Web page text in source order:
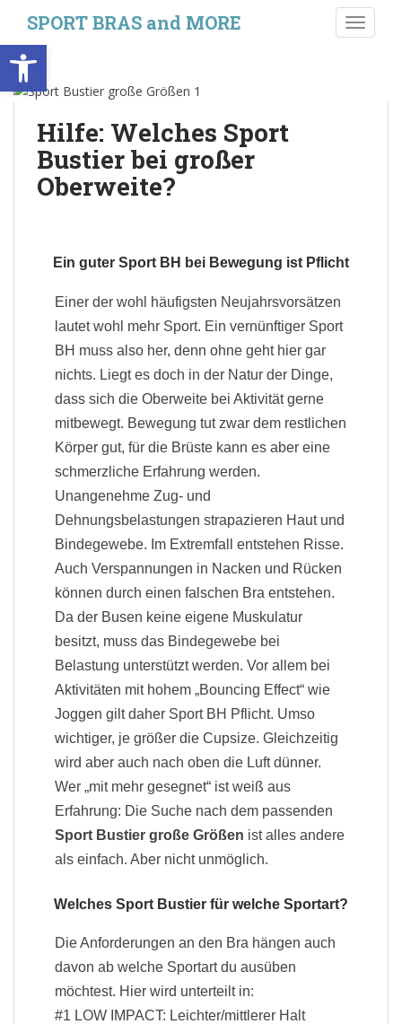
i
t
SPORT BRAS and MORE
Hilfe: Welches Sport
Bustier bei großer
Oberweite?
Ein guter Sport BH bei Bewegung ist Pflicht
Einer der wohl häufigsten Neujahrsvorsätzen
lautet wohl mehr Sport. Ein vernünftiger Sport
BH muss also her, denn ohne geht hier gar
nichts. Liegt es doch in der Natur der Dinge,
dass sich die Oberweite bei Aktivität gerne
mitbewegt. Bewegung tut zwar dem restlichen
Körper gut, für die Brüste kann es aber eine
schmerzliche Erfahrung werden.
Unangenehme Zug- und
Dehnungsbelastungen strapazieren Haut und
Bindegewebe. Im Extremfall entstehen Risse.
Auch Verspannungen in Nacken und Rücken
können durch einen falschen Bra entstehen.
Da der Busen keine eigene Muskulatur
besitzt, muss das Bindegewebe bei
Belastung unterstützt werden. Vor allem bei
Aktivitäten mit hohem „Bouncing Effect“ wie
Joggen gilt daher Sport BH Pflicht. Umso
wichtiger, je größer die Cupsize. Gleichzeitig
wird aber auch nach oben die Luft dünner.
Wer „mit mehr gesegnet“ ist weiß aus
Erfahrung: Die Suche nach dem passenden
Sport Bustier große Größen ist alles andere
als einfach. Aber nicht unmöglich.
Welches Sport Bustier für welche Sportart?
Die Anforderungen an den Bra hängen auch
davon ab welche Sportart du ausüben
möchtest. Hier wird unterteilt in:
#1 LOW IMPACT: Leichter/mittlerer Halt
Werkzeugleiste öffnen